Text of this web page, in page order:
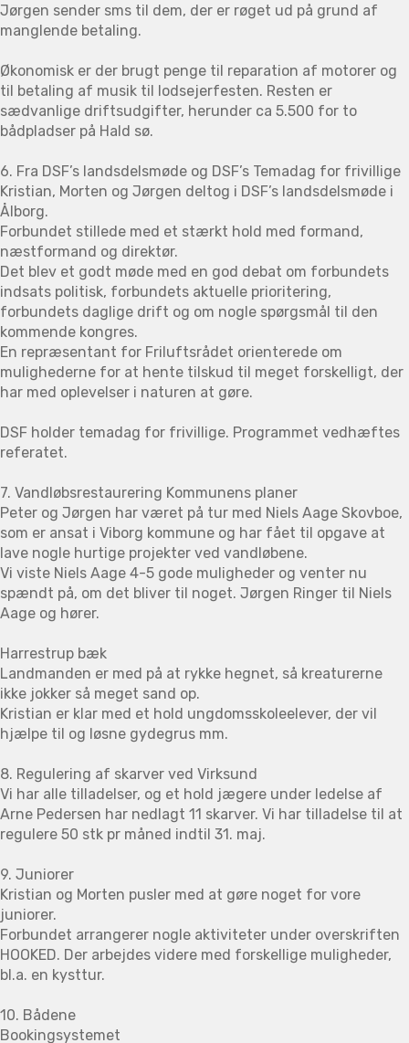
Jørgen sender sms til dem, der er røget ud på grund af
manglende betaling.
Økonomisk er der brugt penge til reparation af motorer og
til betaling af musik til lodsejerfesten. Resten er
sædvanlige driftsudgifter, herunder ca 5.500 for to
bådpladser på Hald sø.
6. Fra DSF’s landsdelsmøde og DSF’s Temadag for frivillige
Kristian, Morten og Jørgen deltog i DSF’s landsdelsmøde i
Ålborg.
Forbundet stillede med et stærkt hold med formand,
næstformand og direktør.
Det blev et godt møde med en god debat om forbundets
indsats politisk, forbundets aktuelle prioritering,
forbundets daglige drift og om nogle spørgsmål til den
kommende kongres.
En repræsentant for Friluftsrådet orienterede om
mulighederne for at hente tilskud til meget forskelligt, der
har med oplevelser i naturen at gøre.
DSF holder temadag for frivillige. Programmet vedhæftes
referatet.
7. Vandløbsrestaurering Kommunens planer
Peter og Jørgen har været på tur med Niels Aage Skovboe,
som er ansat i Viborg kommune og har fået til opgave at
lave nogle hurtige projekter ved vandløbene.
Vi viste Niels Aage 4-5 gode muligheder og venter nu
spændt på, om det bliver til noget. Jørgen Ringer til Niels
Aage og hører.
Harrestrup bæk
Landmanden er med på at rykke hegnet, så kreaturerne
ikke jokker så meget sand op.
Kristian er klar med et hold ungdomsskoleelever, der vil
hjælpe til og løsne gydegrus mm.
8. Regulering af skarver ved Virksund
Vi har alle tilladelser, og et hold jægere under ledelse af
Arne Pedersen har nedlagt 11 skarver. Vi har tilladelse til at
regulere 50 stk pr måned indtil 31. maj.
9. Juniorer
Kristian og Morten pusler med at gøre noget for vore
juniorer.
Forbundet arrangerer nogle aktiviteter under overskriften
HOOKED. Der arbejdes videre med forskellige muligheder,
bl.a. en kysttur.
10. Bådene
Bookingsystemet